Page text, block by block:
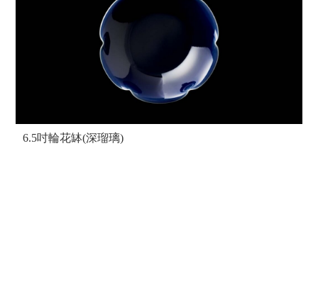
6.5吋輪花缽(深瑠璃)